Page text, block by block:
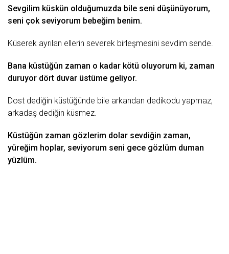
Sevgilim küskün olduğumuzda bile seni düşünüyorum,
seni çok seviyorum bebeğim benim.
Küserek ayrılan ellerin severek birleşmesini sevdim sende.
Bana küstüğün zaman o kadar kötü oluyorum ki, zaman
duruyor dört duvar üstüme geliyor.
Dost dediğin küstüğünde bile arkandan dedikodu yapmaz,
arkadaş dediğin küsmez.
Küstüğün zaman gözlerim dolar sevdiğin zaman,
yüreğim hoplar, seviyorum seni gece gözlüm duman
yüzlüm.